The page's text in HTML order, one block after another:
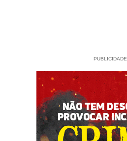
PUBLICIDADE